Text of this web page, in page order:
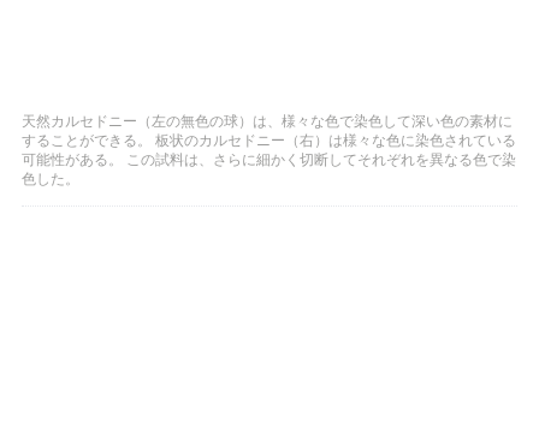
天然カルセドニー（左の無色の球）は、様々な色で染色して深い色の素材に
することができる。 板状のカルセドニー（右）は様々な色に染色されている
可能性がある。 この試料は、さらに細かく切断してそれぞれを異なる色で染
色した。